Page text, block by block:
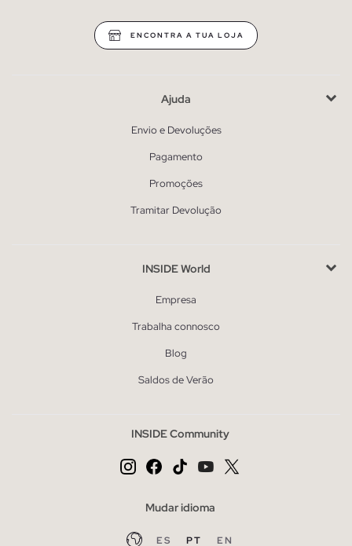
ENCONTRA A TUA LOJA
Ajuda
Envio e Devoluções
Pagamento
Promoções
Tramitar Devolução
INSIDE World
Empresa
Trabalha connosco
Blog
Saldos de Verão
INSIDE Community
Mudar idioma
ES PT EN